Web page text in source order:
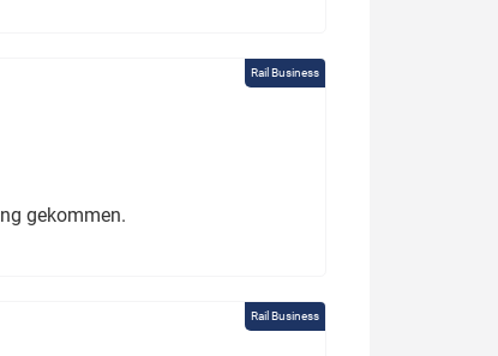
Rail Business
gekommen.
Rail Business